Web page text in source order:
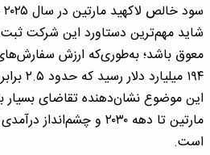
شاید مهم‌ترین دستاورد این شرکت
معوق باشد؛ به‌طوری‌که ارزش
۱۹۴
این موضوع نشان‌دهنده تقاضای بسیار
مارتین تا دهه ۲۰۳۰ و
است.